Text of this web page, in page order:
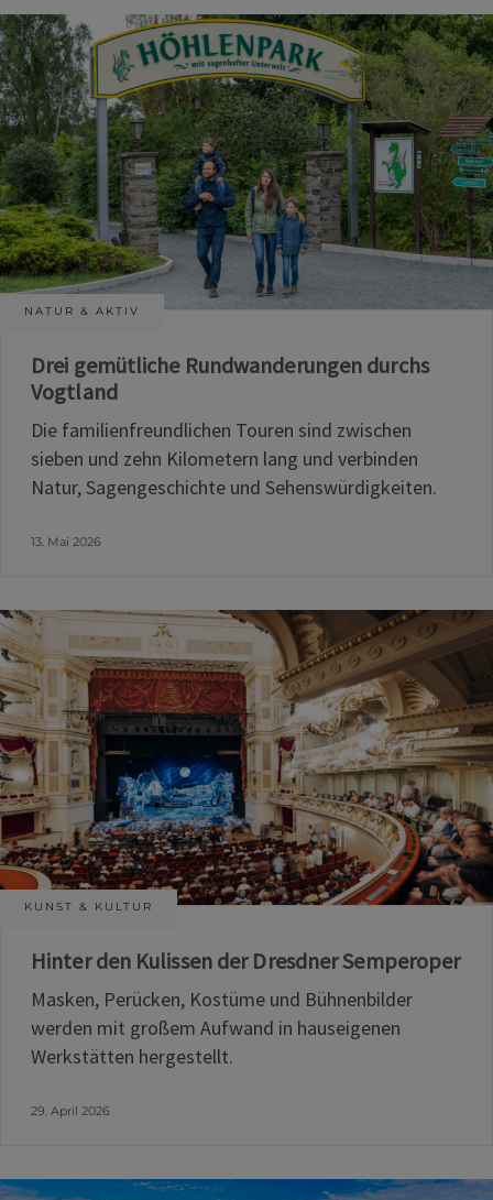
NATUR & AKTIV
Drei gemütliche Rundwanderungen durchs
Vogtland
Die familienfreundlichen Touren sind zwischen
sieben und zehn Kilometern lang und verbinden
Natur, Sagengeschichte und Sehenswürdigkeiten.
13. Mai 2026
KUNST & KULTUR
Hinter den Kulissen der Dresdner Semperoper
Masken, Perücken, Kostüme und Bühnenbilder
werden mit großem Aufwand in hauseigenen
Werkstätten hergestellt.
29. April 2026